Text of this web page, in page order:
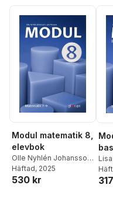
Modul matematik 8,
elevbok
Olle Nyhlén Johansson ,
Jan Persson
Häftad, 2025
530 kr
bas